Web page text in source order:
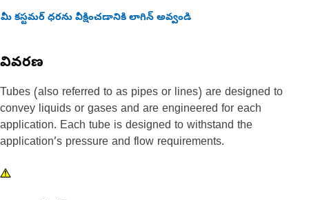
మీ కస్టమర్ ధరను వీక్షించడానికి లాగిన్ అవ్వండి
వివరణ
Tubes (also referred to as pipes or lines) are designed to
convey liquids or gases and are engineered for each
application. Each tube is designed to withstand the
application’s pressure and flow requirements.